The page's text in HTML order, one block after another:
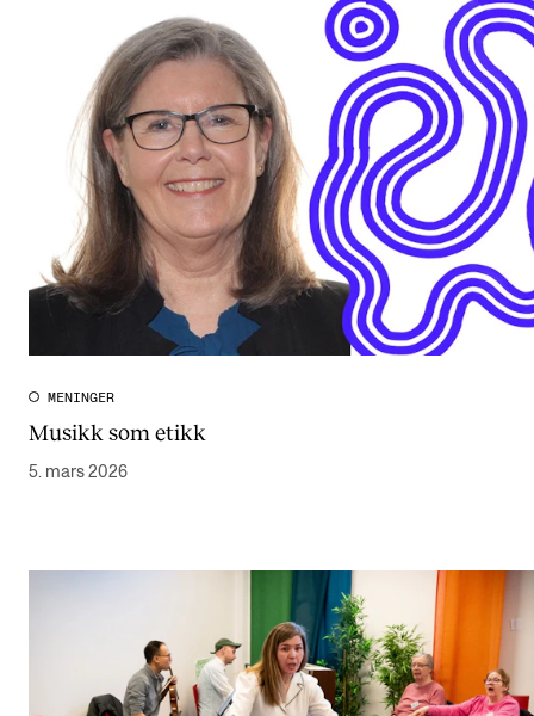
MENINGER
Musikk som etikk
5. mars 2026